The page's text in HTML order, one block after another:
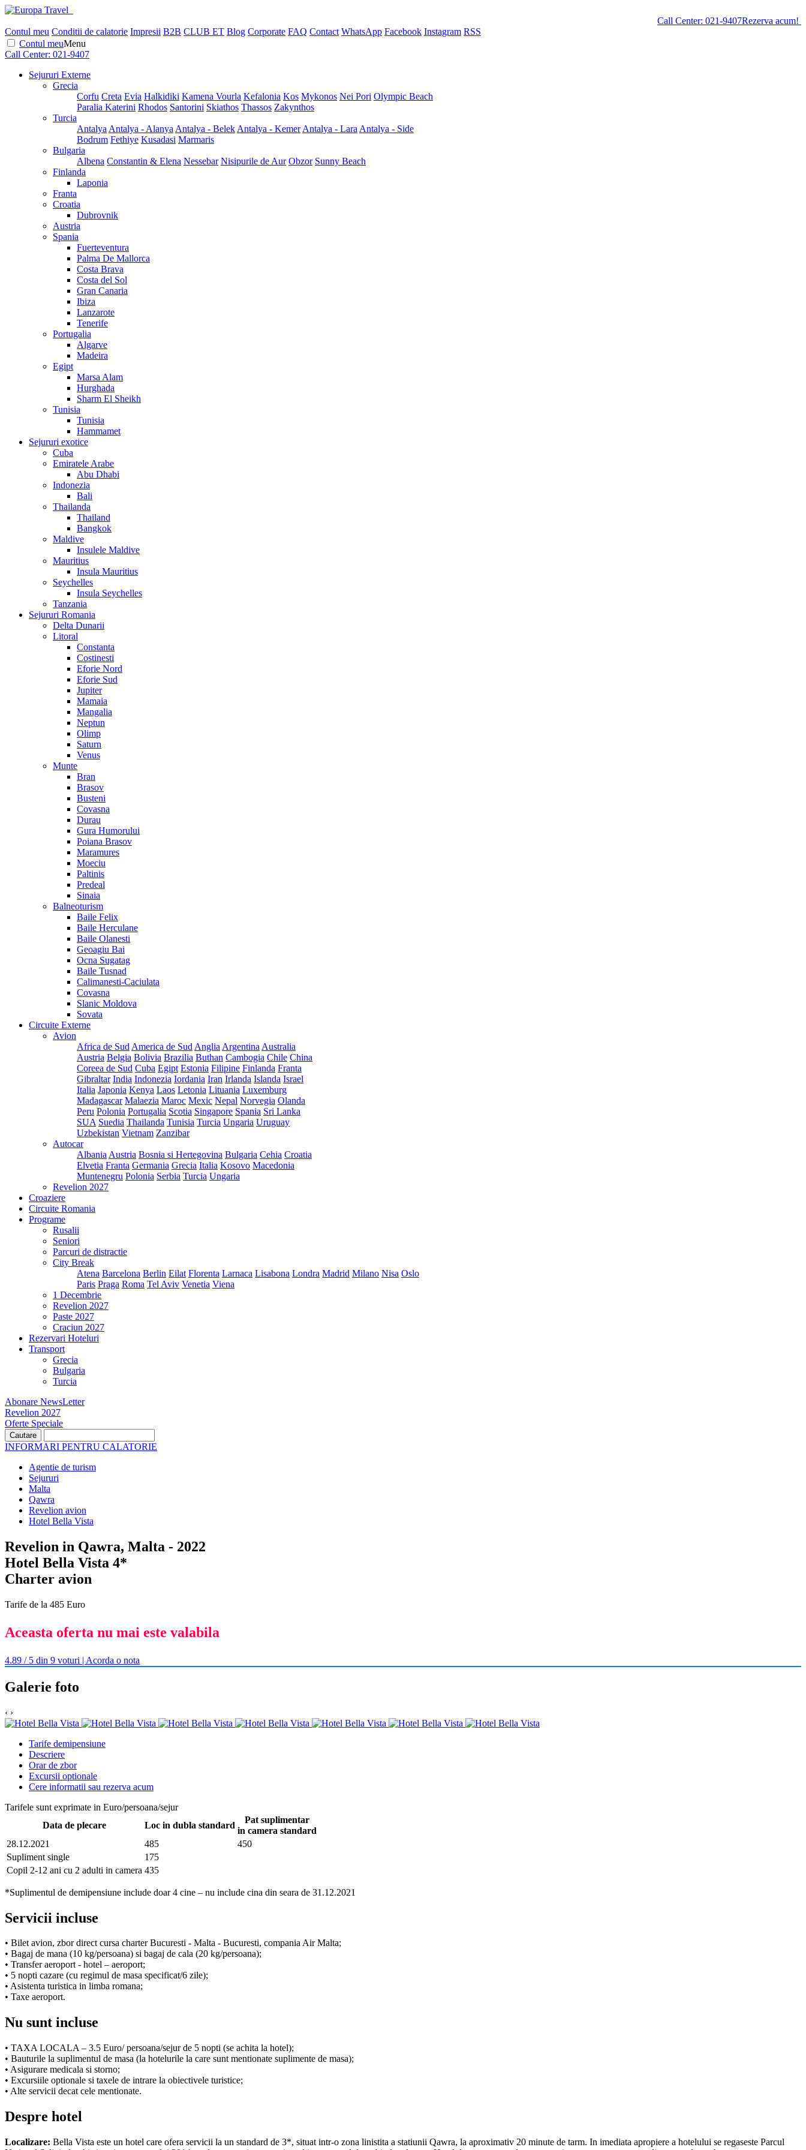
Call Center: 021-9407Rezerva acum!
Contul meu Conditii de calatorie Impresii B2B CLUB ET Blog Corporate FAQ Contact WhatsApp Facebook Instagram RSS
Contul meuMenu
Call Center: 021-9407
Sejururi Externe
Grecia
Corfu Creta Evia Halkidiki Kamena Vourla Kefalonia Kos Mykonos Nei Pori Olympic Beach
Paralia Katerini Rhodos Santorini Skiathos Thassos Zakynthos
Turcia
Antalya Antalya - Alanya Antalya - Belek Antalya - Kemer Antalya - Lara Antalya - Side
Bodrum Fethiye Kusadasi Marmaris
Bulgaria
Albena Constantin & Elena Nessebar Nisipurile de Aur Obzor Sunny Beach
Finlanda
Laponia
Franta
Croatia
Dubrovnik
Austria
Spania
Fuerteventura
Palma De Mallorca
Costa Brava
Costa del Sol
Gran Canaria
Ibiza
Lanzarote
Tenerife
Portugalia
Algarve
Madeira
Egipt
Marsa Alam
Hurghada
Sharm El Sheikh
Tunisia
Tunisia
Hammamet
Sejururi exotice
Cuba
Emiratele Arabe
Abu Dhabi
Indonezia
Bali
Thailanda
Thailand
Bangkok
Maldive
Insulele Maldive
Mauritius
Insula Mauritius
Seychelles
Insula Seychelles
Tanzania
Sejururi Romania
Delta Dunarii
Litoral
Constanta
Costinesti
Eforie Nord
Eforie Sud
Jupiter
Mamaia
Mangalia
Neptun
Olimp
Saturn
Venus
Munte
Bran
Brasov
Busteni
Covasna
Durau
Gura Humorului
Poiana Brasov
Maramures
Moeciu
Paltinis
Predeal
Sinaia
Balneoturism
Baile Felix
Baile Herculane
Baile Olanesti
Geoagiu Bai
Ocna Sugatag
Baile Tusnad
Calimanesti-Caciulata
Covasna
Slanic Moldova
Sovata
Circuite Externe
Avion
Africa de Sud America de Sud Anglia Argentina Australia
Austria Belgia Bolivia Brazilia Buthan Cambogia Chile China
Coreea de Sud Cuba Egipt Estonia Filipine Finlanda Franta
Gibraltar India Indonezia Iordania Iran Irlanda Islanda Israel
Italia Japonia Kenya Laos Letonia Lituania Luxemburg
Madagascar Malaezia Maroc Mexic Nepal Norvegia Olanda
Peru Polonia Portugalia Scotia Singapore Spania Sri Lanka
SUA Suedia Thailanda Tunisia Turcia Ungaria Uruguay
Uzbekistan Vietnam Zanzibar
Autocar
Albania Austria Bosnia si Hertegovina Bulgaria Cehia Croatia
Elvetia Franta Germania Grecia Italia Kosovo Macedonia
Muntenegru Polonia Serbia Turcia Ungaria
Revelion 2027
Croaziere
Circuite Romania
Programe
Rusalii
Seniori
Parcuri de distractie
City Break
Atena Barcelona Berlin Eilat Florenta Larnaca Lisabona Londra Madrid Milano Nisa Oslo
Paris Praga Roma Tel Aviv Venetia Viena
1 Decembrie
Revelion 2027
Paste 2027
Craciun 2027
Rezervari Hoteluri
Transport
Grecia
Bulgaria
Turcia
Abonare NewsLetter
Revelion 2027
Oferte Speciale
INFORMARI PENTRU CALATORIE
Agentie de turism
Sejururi
Malta
Qawra
Revelion avion
Hotel Bella Vista
Revelion in Qawra, Malta - 2022
Hotel Bella Vista 4*
Charter avion
Tarife de la 485 Euro
Aceasta oferta nu mai este valabila
4.89 / 5 din 9 voturi | Acorda o nota
Galerie foto
‹ ›
Tarife demipensiune
Descriere
Orar de zbor
Excursii optionale
Cere informatii sau rezerva acum
Tarifele sunt exprimate in Euro/persoana/sejur
Data de plecare
Loc in dubla standard
Pat suplimentar
in camera standard
28.12.2021
485
450
Supliment single
175
Copil 2-12 ani cu 2 adulti in camera 435
*Suplimentul de demipensiune include doar 4 cine – nu include cina din seara de 31.12.2021
Servicii incluse
• Bilet avion, zbor direct cursa charter Bucuresti - Malta - Bucuresti, compania Air Malta;
• Bagaj de mana (10 kg/persoana) si bagaj de cala (20 kg/persoana);
• Transfer aeroport - hotel – aeroport;
• 5 nopti cazare (cu regimul de masa specificat/6 zile);
• Asistenta turistica in limba romana;
• Taxe aeroport.
Nu sunt incluse
• TAXA LOCALA – 3.5 Euro/ persoana/sejur de 5 nopti (se achita la hotel);
• Bauturile la suplimentul de masa (la hotelurile la care sunt mentionate suplimente de masa);
• Asigurare medicala si storno;
• Excursiile optionale si taxele de intrare la obiectivele turistice;
• Alte servicii decat cele mentionate.
Despre hotel
Localizare: Bella Vista este un hotel care ofera servicii la un standard de 3*, situat intr-o zona linistita a statiunii Qawra, la aproximativ 20 minute de tarm. In imediata apropiere a hotelului se regaseste Parcul